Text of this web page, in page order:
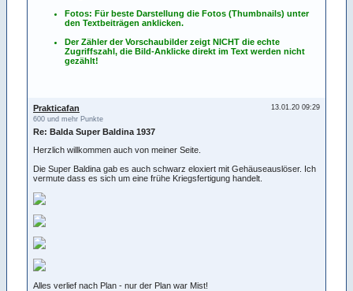
Fotos: Für beste Darstellung die Fotos (Thumbnails) unter
den Textbeiträgen anklicken.
Der Zähler der Vorschaubilder zeigt NICHT die echte
Zugriffszahl, die Bild-Anklicke direkt im Text werden nicht
gezählt!
13.01.20 09:29
Prakticafan
600 und mehr Punkte
Re: Balda Super Baldina 1937
Herzlich willkommen auch von meiner Seite.
Die Super Baldina gab es auch schwarz eloxiert mit Gehäuseauslöser. Ich
vermute dass es sich um eine frühe Kriegsfertigung handelt.
Alles verlief nach Plan - nur der Plan war Mist!